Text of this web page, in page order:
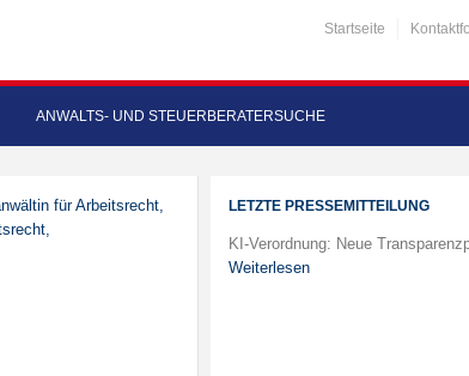
Startseite
ANWALTS- UND STEUERBERATERSUCHE
für Arbeitsrecht,
LETZTE PRESSEMITTEILUNG
KI-Verordnung: Neue
Weiterlesen